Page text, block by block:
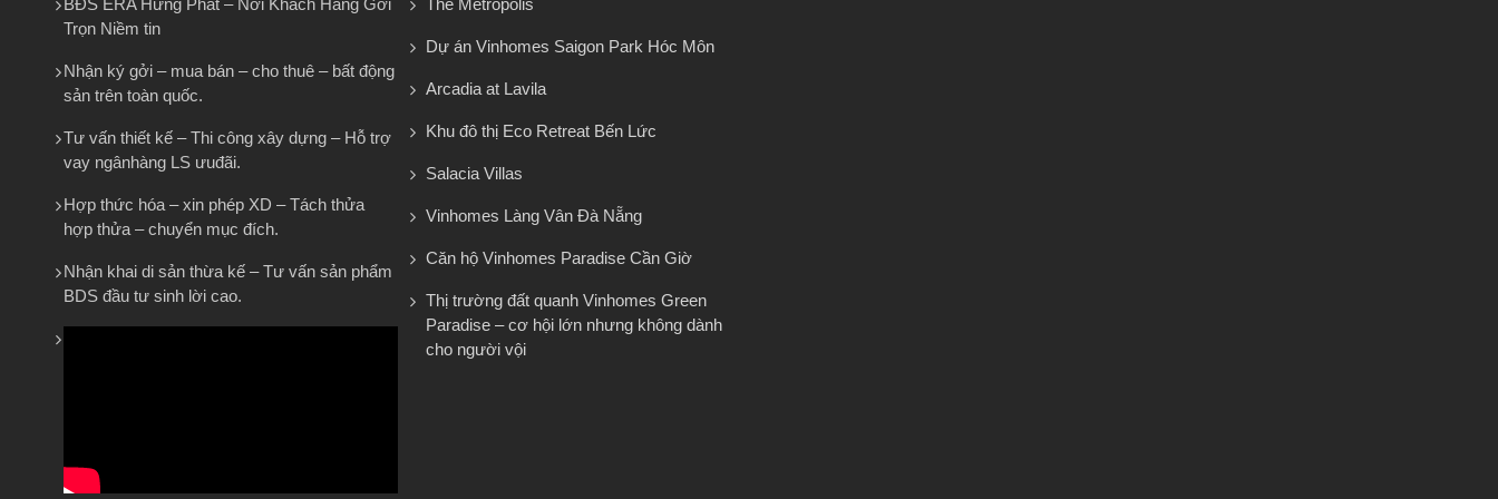
BĐS ERA Hưng Phát – Nơi Khách Hàng Gởi
Trọn Niềm tin
Nhận ký gởi – mua bán – cho thuê – bất động
sản trên toàn quốc.
Tư vấn thiết kế – Thi công xây dựng – Hỗ trợ
vay ngânhàng LS ưuđãi.
Hợp thức hóa – xin phép XD – Tách thửa
hợp thửa – chuyển mục đích.
Nhận khai di sản thừa kế – Tư vấn sản phẩm
BDS đầu tư sinh lời cao.
The Metropolis
Dự án Vinhomes Saigon Park Hóc Môn
Arcadia at Lavila
Khu đô thị Eco Retreat Bến Lức
Salacia Villas
Vinhomes Làng Vân Đà Nẵng
Căn hộ Vinhomes Paradise Cần Giờ
Thị trường đất quanh Vinhomes Green
Paradise – cơ hội lớn nhưng không dành
cho người vội